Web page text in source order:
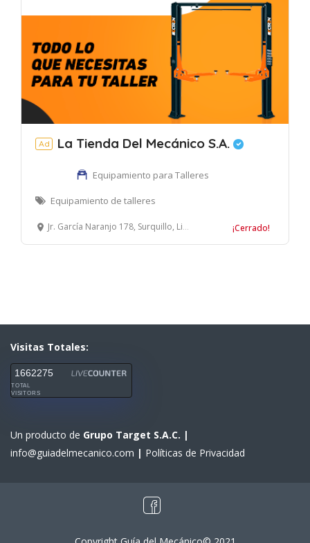
Ad La Tienda Del Mecánico S.A.
Equipamiento para Talleres
Equipamiento de talleres
Jr. García Naranjo 178, Surquillo, Lima, Perú ¡Cerrado!
Visitas Totales:
1662275
TOTAL
VISITORS
Un producto de Grupo Target S.A.C. |
info@guiadelmecanico.com | Políticas de Privacidad